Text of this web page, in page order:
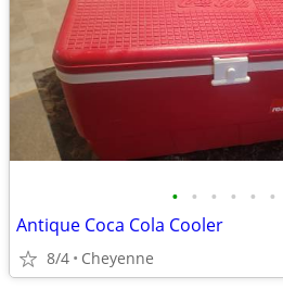
• • • • • •
Antique Coca Cola Cooler
8/4 Cheyenne